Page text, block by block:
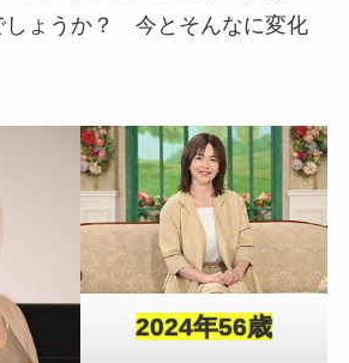
しょうか？ 今とそんなに変化
2024年56歳